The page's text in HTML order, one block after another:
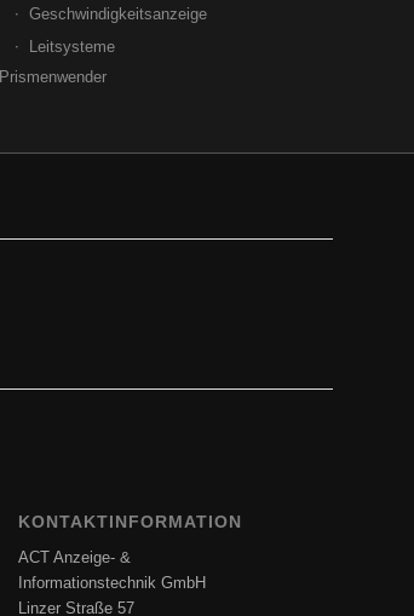
Geschwindigkeitsanzeige
Leitsysteme
Prismenwender
KONTAKTINFORMATION
ACT Anzeige- &
Informationstechnik GmbH
Linzer Straße 57